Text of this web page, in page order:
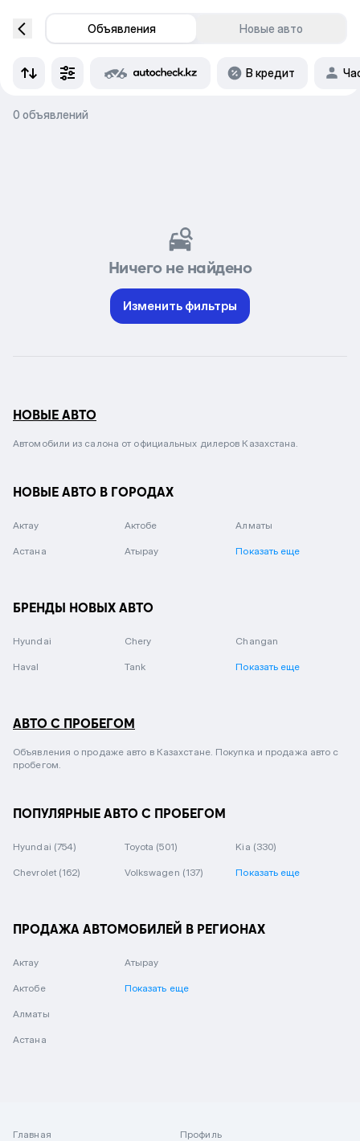
Объявления Новые авто
В кредит
0 объявлений
Ничего не найдено
Изменить фильтры
НОВЫЕ АВТО
Автомобили из салона от официальных дилеров Казахстана.
НОВЫЕ АВТО В ГОРОДАХ
Актау Актобе Алматы
Астана Атырау Показать еще
БРЕНДЫ НОВЫХ АВТО
Hyundai Chery Changan
Haval Tank Показать еще
АВТО С ПРОБЕГОМ
Объявления о продаже авто в Казахстане. Покупка и продажа авто с
пробегом.
ПОПУЛЯРНЫЕ АВТО С ПРОБЕГОМ
Hyundai (754) Toyota (501) Kia (330)
Chevrolet (162) Volkswagen (137) Показать еще
ПРОДАЖА АВТОМОБИЛЕЙ В РЕГИОНАХ
Актау
Актобе
Алматы
Астана
Атырау
Показать еще
Главная
Профиль